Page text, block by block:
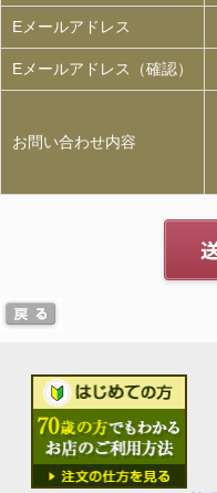
Eメールアドレス
Eメールアドレス（確認）
お問い合わせ内容